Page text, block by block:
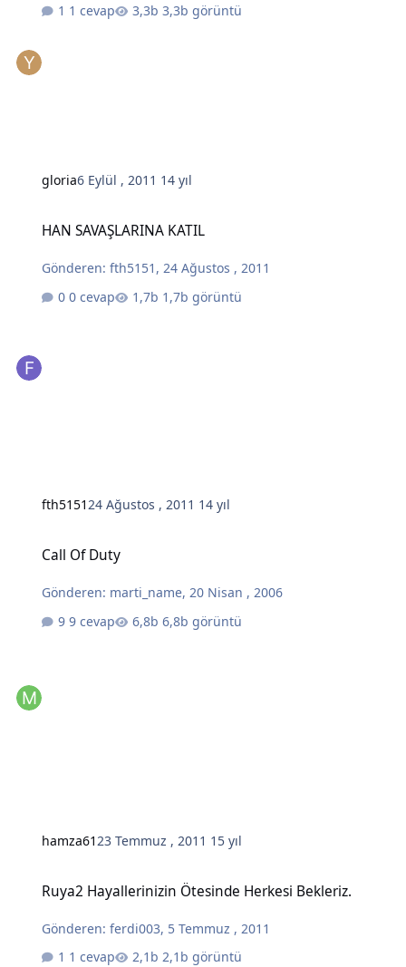
1 cevap
3,3b görüntü
gloria6 Eylül , 2011 14 yıl
HAN SAVAŞLARINA KATIL
Gönderen:fth5151 ,24 Ağustos , 2011
0 cevap
1,7b görüntü
fth5151 24 Ağustos , 2011 14 yıl
Call Of Duty
Gönderen: marti_name,20 Nisan , 2006
9 cevap
6,8b görüntü
hamza61 23 Temmuz , 2011 15 yıl
Ruya2 Hayallerinizin Ötesinde Herkesi Bekleriz.
Gönderen:ferdi003, 5 Temmuz , 2011
1 cevap
2,1b görüntü